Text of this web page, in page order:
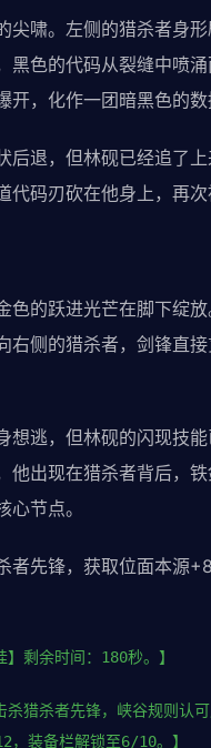
尖啸。左侧的猎杀者身
黑色的代码从裂缝中喷
开，化作一团暗黑色的数
后退，但林砚已经追了
代码刃砍在他身上，再次
色的跃进光芒在脚下绽
右侧的猎杀者，剑锋直
想逃，但林砚的闪现技
他出现在猎杀者背后，
节点。
者先锋，获取位面本源
】剩余时间：180秒。】
杀猎杀者先锋，峡谷规则认可
，装备栏解锁至6/10。】